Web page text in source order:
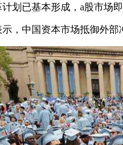
划已基本形成，a股市场
，中国资本市场抵御外